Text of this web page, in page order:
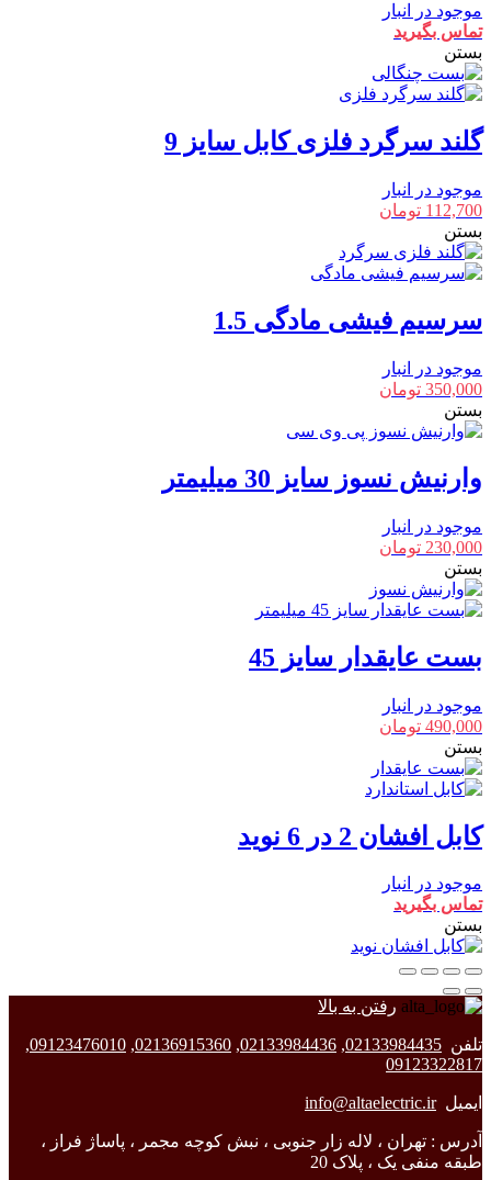
موجود در انبار
تماس بگیرید
بستن
گلند سرگرد فلزی کابل سایز 9
موجود در انبار
112,700 تومان
بستن
سرسیم فیشی مادگی 1.5
موجود در انبار
350,000 تومان
بستن
وارنیش نسوز سایز 30 میلیمتر
موجود در انبار
230,000 تومان
بستن
بست عایقدار سایز 45
موجود در انبار
490,000 تومان
بستن
کابل افشان 2 در 6 نوید
موجود در انبار
تماس بگیرید
بستن
رفتن به بالا
تلفن 02133984435
,
02133984436
,
02136915360
,
09123476010
,
09123322817
ایمیلinfo@altaelectric.ir
آدرس : تهران ، لاله زار جنوبی ، نبش کوچه مجمر ، پاساژ فراز ،
طبقه منفی یک ، پلاک 20